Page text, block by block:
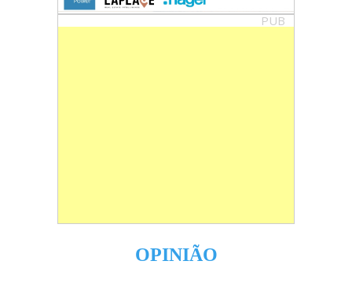
PUB
OPINIÃO